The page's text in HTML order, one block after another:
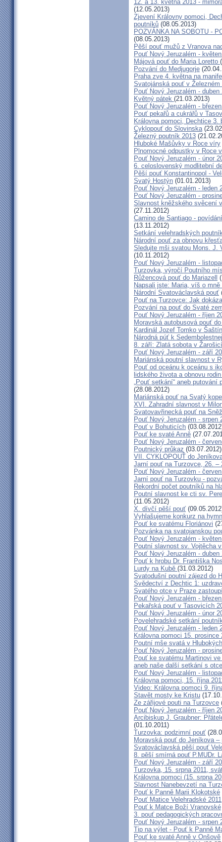
12. a 13. května 2013 -
(12.05.2013)
Zjevení Královny pomoci,
poutníků (08.05.2013)
POZVÁNKA NA SOBOTU -
(08.05.2013)
Pěší pouť mužů z Vranova
Pouť Nový Jeruzalém -
Májová pouť do Maria Loretto
Pozvání do Medjugorje
Praha zve 4. května na
Svatojánská pouť v Železném
Pouť Nový Jeruzalém - duben
Květný pátek (21.03.2013)
Pouť Nový Jeruzalém -
Pouť pekařů a cukrářů v
Královna pomoci, Dechtice
Cyklopouť do Slovinska
Železný poutník 2013
Hluboké Mašůvky v Roce víry
Plnomocné odpustky v Roce
Pouť Nový Jeruzalém - únor
6. celoslovenský modlitební
Pěší pouť Konstantinopol -
Svatý Hostýn (01.01.2013)
Pouť Nový Jeruzalém - leden
Pouť Nový Jeruzalém -
Slavnost kněžského svěcení
(27.11.2012)
Camino de Santiago -
(13.11.2012)
Setkání velehradských
Národní pouť za obnovu
Sledujte mši svatou Mons. J.
(10.11.2012)
Pouť Nový Jeruzalém -
Turzovka, výročí Poutního
Růžencová pouť do Mariazell
Napsali jste: Maria, víš o mně
Národní Svatováclavská pouť
Pouť na Turzovce: Jak
Pozvání na pouť do Svaté
Pouť Nový Jeruzalém - říjen
Moravská autobusová pouť
Kardinál Jozef Tomko v
Národná púť k
8. září: Zlatá sobota v
Pouť Nový Jeruzalém - září
Mariánská poutní slavnost v
Pouť od oceánu k oceánu s
lidského života a obnovu
„Pouť setkání“ aneb putování
(28.08.2012)
Mariánská pouť na Svatý
XVI. Zahradní slavnost v
Svatovavřinecká pouť na
Pouť Nový Jeruzalém - srpen
Pouť v Bohuticích
Pouť ke svaté Anně
Pouť Nový Jeruzalém -
Poutnický průkaz (03.07.2012)
VII. CYKLOPOUŤ do
Jarní pouť na Turzovce, 26. –
Pouť Nový Jeruzalém -
Jarní pouť na Turzovku -
Rekordní počet poutníků na
Poutní slavnost ke cti sv.
(11.05.2012)
X. dívčí pěší pouť
Vyhlašujeme konkurz na
Pouť ke svatému Floriánovi
Pozvánka na svatojanskou
Pouť Nový Jeruzalém -
Poutní slavnost sv. Vojtěcha
Pouť Nový Jeruzalém - duben
Pouť k hrobu Dr. Františka
Lurdy na Kubě (31.03.2012)
Svatodušní poutní zájezd do
Svědectví z Dechtic 1:
Svatého otce v Praze
Pouť Nový Jeruzalém -
Pekařská pouť v Tasovicích
Pouť Nový Jeruzalém - únor
Povelehradské setkání
Pouť Nový Jeruzalém - leden
Královna pomoci 15. prosince
Poutní mše svatá v
Pouť Nový Jeruzalém -
Pouť ke svatému Martinovi
aneb naše další setkání s
Pouť Nový Jeruzalém -
Královna pomoci, 15. října
Video: Královna pomoci 9.
Stavět mosty ke Kristu
Ze zářijové pouti na Turzovce
Pouť Nový Jeruzalém - říjen
Arcibiskup J. Graubner:
(01.10.2011)
Turzovka: podzimní pouť
Moravská pouť do Jeníkova
Svatováclavská pěší pouť
8. pěší smírná pouť P.MUDr.
Pouť Nový Jeruzalém - září
Turzovka, 15. srpna 2011,
Královna pomoci (15. srpna
Slavnost Nanebevzetí na
Pouť k Panně Marii Klokotské
Pouť Matice Velehradské 2011
Pouť k Matce Boží Vranovské
3. pouť pedagogických
Pouť Nový Jeruzalém - srpen
Tip na výlet - Pouť k Panně
Pouť ke svaté Anně v Onšově